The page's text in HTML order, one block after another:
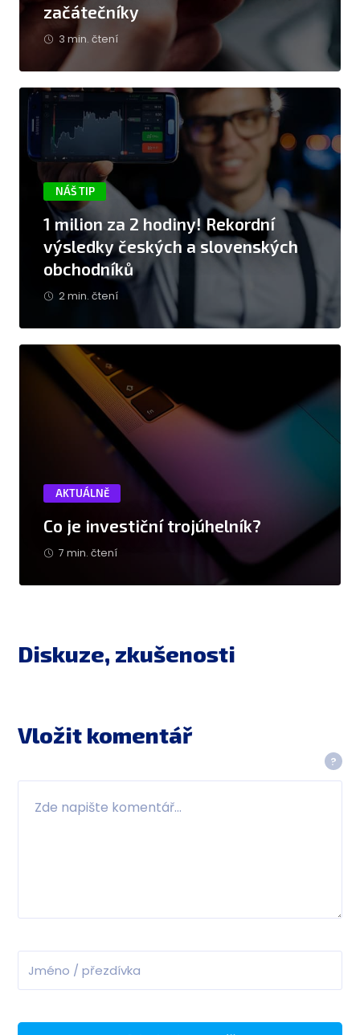
začátečníky
3 min. čtení
NÁŠ TIP
1 milion za 2 hodiny! Rekordní
výsledky českých a slovenských
obchodníků
2 min. čtení
AKTUÁLNĚ
Co je investiční trojúhelník?
7 min. čtení
Diskuze, zkušenosti
?
Vložit komentář